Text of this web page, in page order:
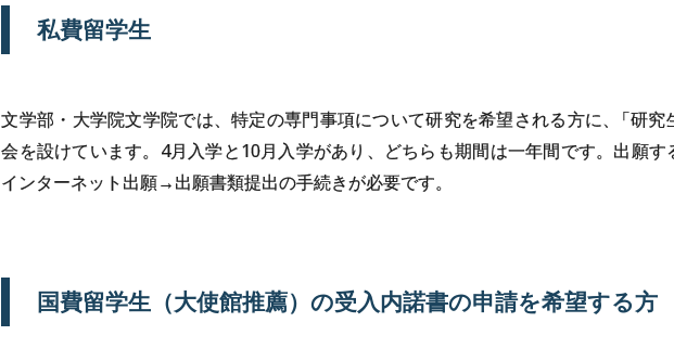
私費留学生
文学部・大学院文学院では、特定の専門事項について研究を希望される方に、
「研
会を設けています。4月入学と10月入学があり、どちらも期間は一年間です。出願
インターネット出願→出願書類提出の手続きが必要です。
国費留学生 （大使館推薦）の受入内諾書の申請を希望する方